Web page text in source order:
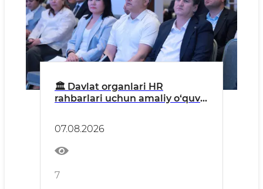
🏛 Davlat organlari HR
rahbarlari uchun amaliy o‘quv-
07.08.2026
7